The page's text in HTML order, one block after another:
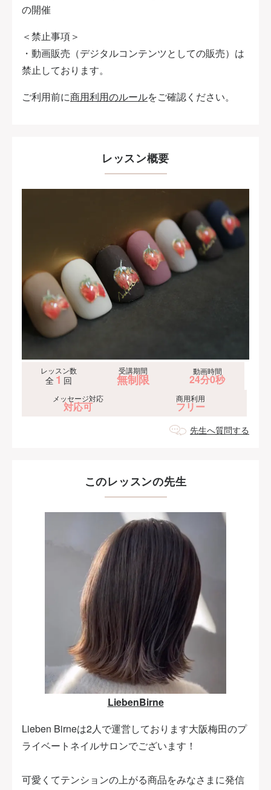
の開催
＜禁止事項＞
・動画販売（デジタルコンテンツとしての販売）は
禁止しております。
ご利用前に商用利用のルールをご確認ください。
レッスン概要
レッスン数
全 1 回
受講期間
無制限
動画時間
24分0秒
メッセージ対応
対応可
商用利用
フリー
先生へ質問する
このレッスンの先生
LiebenBirne
Lieben Birneは2人で運営しております大阪梅田のプ
ライベートネイルサロンでございます！
可愛くてテンションの上がる商品をみなさまに発信